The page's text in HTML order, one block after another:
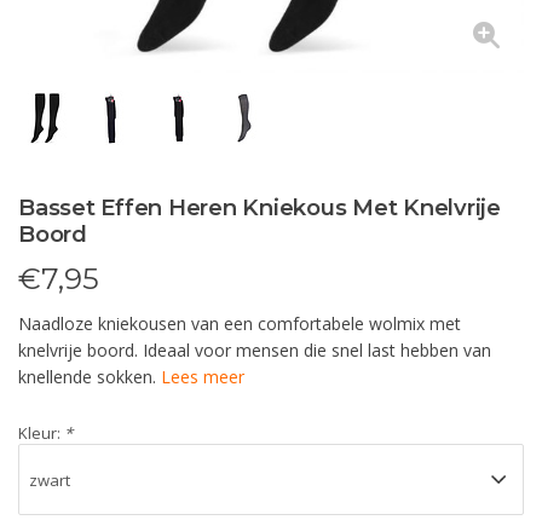
Basset Effen Heren Kniekous Met Knelvrije
Boord
€7,95
Naadloze kniekousen van een comfortabele wolmix met
knelvrije boord. Ideaal voor mensen die snel last hebben van
knellende sokken. Lees meer
Kleur: *